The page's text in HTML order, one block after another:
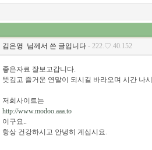
김은영 님께서 쓴 글입니다 - 222.♡.40.152
좋은자료 잘보고갑니다.
뜻깊고 즐거운 연말이 되시길 바라오며 시간 나
저희사이트는
http://www.modoo.aaa.to
이구요..
항상 건강하시고 안녕히 계십시요.